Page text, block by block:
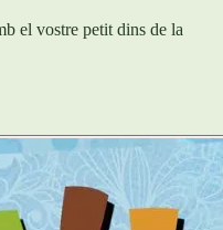
el vostre petit dins de la